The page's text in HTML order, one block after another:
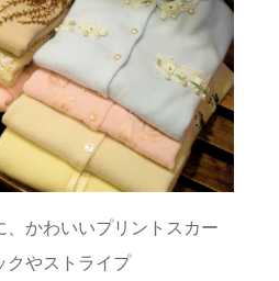
、かわいいプリントスカー
クやストライプ